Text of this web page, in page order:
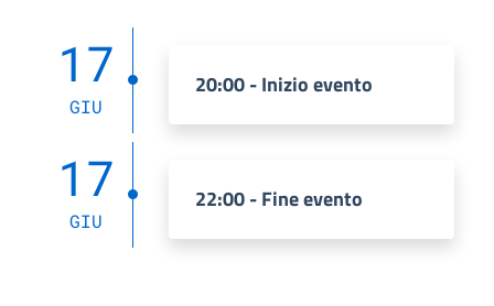
17
GIU
20:00 - Inizio evento
17
GIU
22:00 - Fine evento